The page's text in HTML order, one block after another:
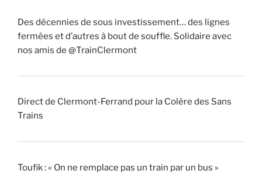
Des décennies de sous investissement… des lignes
fermées et d’autres à bout de souffle. Solidaire avec
nos amis de @TrainClermont
Direct de Clermont-Ferrand pour la Colère des Sans
Trains
Toufik : « On ne remplace pas un train par un bus »